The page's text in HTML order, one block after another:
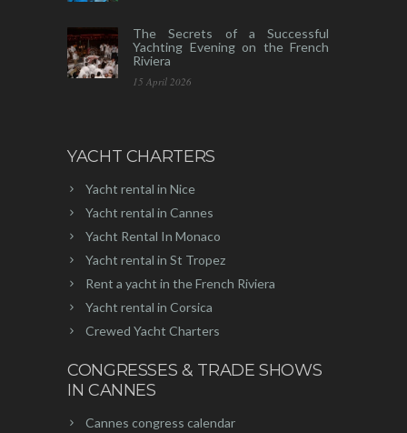
The Secrets of a Successful
Yachting Evening on the French
Riviera
15 April 2026
YACHT CHARTERS
Yacht rental in Nice
Yacht rental in Cannes
Yacht Rental In Monaco
Yacht rental in St Tropez
Rent a yacht in the French Riviera
Yacht rental in Corsica
Crewed Yacht Charters
CONGRESSES & TRADE SHOWS
IN CANNES
Cannes congress calendar